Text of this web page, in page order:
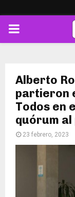
PRIMARY
Alberto
partieron
Todos en
quórum
23 febrero, 2023